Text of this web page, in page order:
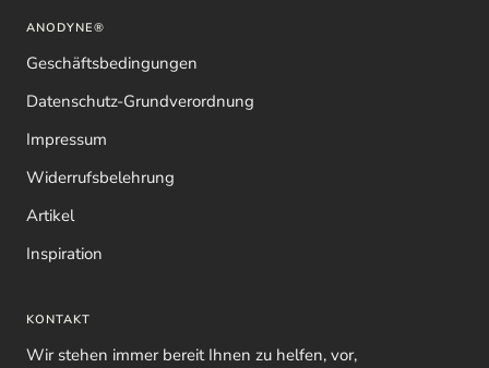
ANODYNE®
Geschäftsbedingungen
Datenschutz-Grundverordnung
Impressum
Widerrufsbelehrung
Artikel
Inspiration
KONTAKT
Wir stehen immer bereit Ihnen zu helfen, vor,